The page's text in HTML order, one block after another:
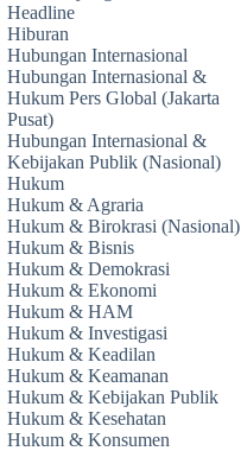
Headline
Hiburan
Hubungan Internasional
Hubungan Internasional &
Hukum Pers Global (Jakarta
Pusat)
Hubungan Internasional &
Kebijakan Publik (Nasional)
Hukum
Hukum & Agraria
Hukum & Birokrasi (Nasional)
Hukum & Bisnis
Hukum & Demokrasi
Hukum & Ekonomi
Hukum & HAM
Hukum & Investigasi
Hukum & Keadilan
Hukum & Keamanan
Hukum & Kebijakan Publik
Hukum & Kesehatan
Hukum & Konsumen